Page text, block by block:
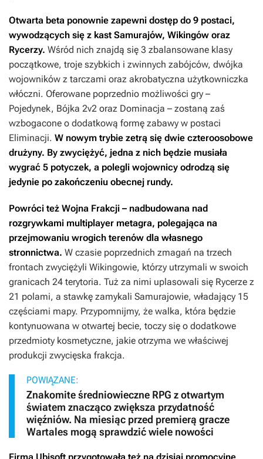
Otwarta beta ponownie zapewni dostęp do 9 postaci,
wywodzących się z kast Samurajów, Wikingów oraz
Rycerzy. Wśród nich znajdą się 3 zbalansowane klasy
początkowe, troje szybkich i zwinnych zabójców, dwójka
wojowników z tarczami oraz akrobatyczna użytkowniczka
włóczni. Oferowane poprzednio możliwości gry –
Pojedynek, Bójka 2v2 oraz Dominacja – zostaną zaś
wzbogacone o dodatkową formę zabawy w postaci
Eliminacji. W nowym trybie zetrą się dwie czteroosobowe
drużyny. By zwyciężyć, jedna z nich będzie musiała
wygrać 5 potyczek, a polegli wojownicy odrodzą się
jedynie po zakończeniu obecnej rundy.
Powróci też Wojna Frakcji – nadbudowana nad
rozgrywkami multiplayer metagra, polegająca na
przejmowaniu wrogich terenów dla własnego
stronnictwa. W czasie poprzednich zmagań na trzech
frontach zwyciężyli Wikingowie, którzy utrzymali w swoich
granicach 24 terytoria. Tuż za nimi uplasowali się Rycerze z
21 polami, a stawkę zamykali Samurajowie, władający 15
częściami mapy. Przypomnijmy, że walka, która będzie
kontynuowana w otwartej becie, toczy się o dodatkowe
przedmioty kosmetyczne, jakie otrzyma we właściwej
produkcji zwycięska frakcja.
POWIĄZANE:
Znakomite średniowieczne RPG z otwartym
światem znacząco zwiększa przydatność
więźniów. Na miesiąc przed premierą gracze
Wartales mogą sprawdzić wiele nowości